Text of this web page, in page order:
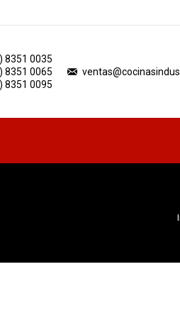
8351 0035
8351 0065
8351 0095
DE CARNE
Y LAVAMANOS